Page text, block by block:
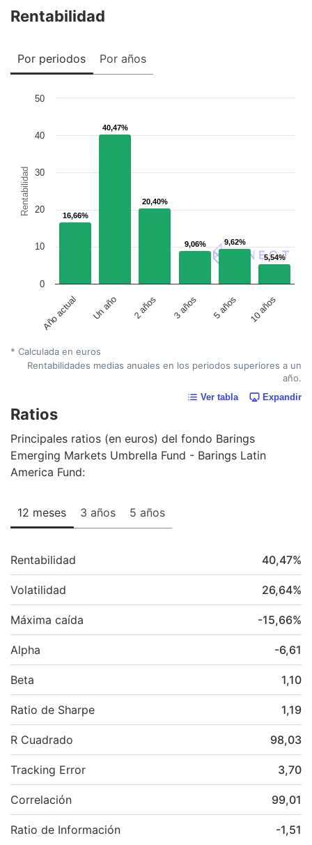
Rentabilidad
Por periodos Por años
Rentabilidad 16,66%
16,66%
40,47%
40,47%
20,40%
20,40%
9,06%
9,06% 9,62%
9,62%
5,54%
5,54%
Año actual Un año 2 años 3 años 5 años 10 años
0
10
20
30
40
50
* Calculada en euros
Rentabilidades medias anuales en los periodos superiores a un
año.
Ver tabla Expandir
Ratios
Principales ratios (en euros) del fondo Barings
Emerging Markets Umbrella Fund - Barings Latin
America Fund:
12 meses 3 años 5 años
Rentabilidad 40,47%
Volatilidad 26,64%
Máxima caída -15,66%
Alpha -6,61
Beta 1,10
Ratio de Sharpe 1,19
R Cuadrado 98,03
Tracking Error 3,70
Correlación 99,01
Ratio de Información -1,51